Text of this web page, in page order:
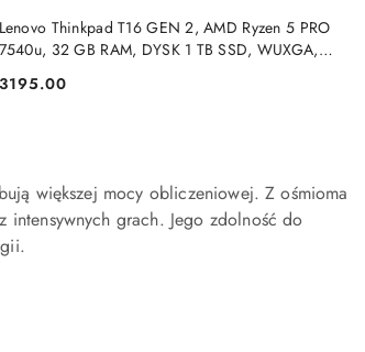
Lenovo Thinkpad T16 GEN 2, AMD Ryzen 5 PRO
7540u, 32 GB RAM, DYSK 1 TB SSD, WUXGA,
Cena:
3195.00
PRODUKT NIEDOSTĘPNY
większej mocy obliczeniowej. Z ośmioma
intensywnych grach. Jego zdolność do